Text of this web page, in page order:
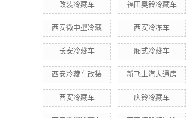
改装冷藏车 福田奥铃冷藏车
西安微中型冷藏 西安冷冻车
长安冷藏车 厢式冷藏车
西安冷藏车改装 新飞上汽大通房
西安冷藏车 庆铃冷藏车